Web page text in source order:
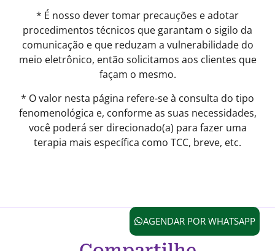
* É nosso dever tomar precauções e adotar
procedimentos técnicos que garantam o sigilo da
comunicação e que reduzam a vulnerabilidade do
meio eletrônico, então solicitamos aos clientes que
façam o mesmo.
* O valor nesta página refere-se à consulta do tipo
fenomenológica e, conforme as suas necessidades,
você poderá ser direcionado(a) para fazer uma
terapia mais específica como TCC, breve, etc.
AGENDAR POR WHATSAPP